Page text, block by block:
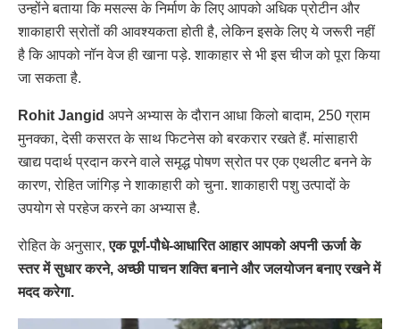
उन्होंने बताया कि मसल्स के निर्माण के लिए आपको अधिक प्रोटीन और
शाकाहारी स्रोतों की आवश्यकता होती है, लेकिन इसके लिए ये जरूरी नहीं
है कि आपको नॉन वेज ही खाना पड़े. शाकाहार से भी इस चीज को पूरा किया
जा सकता है.
Rohit Jangid अपने अभ्यास के दौरान आधा किलो बादाम, 250 ग्राम
मुनक्का, देसी कसरत के साथ फिटनेस को बरकरार रखते हैं. मांसाहारी
खाद्य पदार्थ प्रदान करने वाले समृद्ध पोषण स्रोत पर एक एथलीट बनने के
कारण, रोहित जांगिड़ ने शाकाहारी को चुना. शाकाहारी पशु उत्पादों के
उपयोग से परहेज करने का अभ्यास है.
रोहित के अनुसार,एक पूर्ण-पौधे-आधारित आहार आपको अपनी ऊर्जा के
स्तर में सुधार करने, अच्छी पाचन शक्ति बनाने और जलयोजन बनाए रखने में
मदद करेगा.